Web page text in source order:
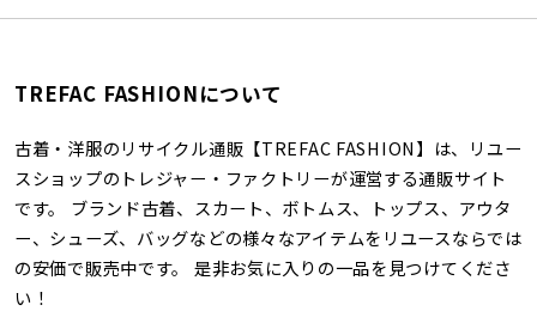
TREFAC FASHIONについて
古着・洋服のリサイクル通販【TREFAC FASHION】は、リユー
スショップのトレジャー・ファクトリーが運営する通販サイト
です。 ブランド古着、スカート、ボトムス、トップス、アウタ
ー、シューズ、バッグなどの様々なアイテムをリユースならでは
の安価で販売中です。 是非お気に入りの一品を見つけてくださ
い！